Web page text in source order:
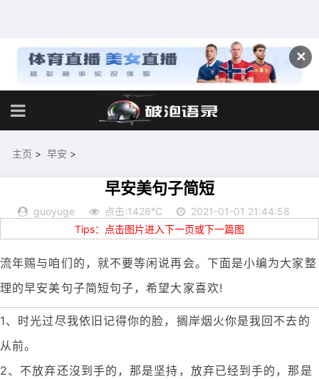
✕
主页 > 早安 >
早安美句子简短
guoyuge 点击:1428℃
2021-01-01 21:44:58
Tips：点击图片进入下一页或下一篇图
流年赐与咱们的，就不要等闲说再会。下面是小编为大家整
理的早安美句子简短句子，希望大家喜欢!
1、时光过尽我依旧记得你的脸，搁岸烟火你是我回不去的
从前。
2、不放弃还沒到手的，那是坚持，放弃已经到手的，那是